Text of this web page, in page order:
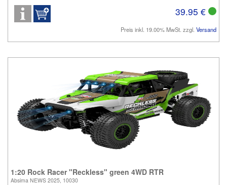
39.95 €
Preis inkl. 19.00% MwSt. zzgl. Versand
1:20 Rock Racer "Reckless" green 4WD RTR
Absima NEWS 2025, 10030